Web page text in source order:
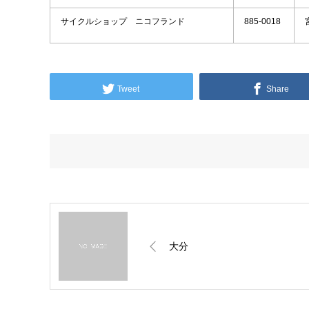
サイクルショップ ニコフランド 885-0018
Tweet Share
大分